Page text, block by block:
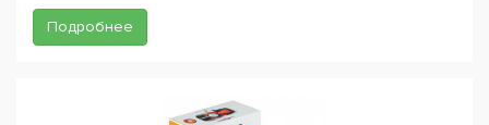
Подробнее